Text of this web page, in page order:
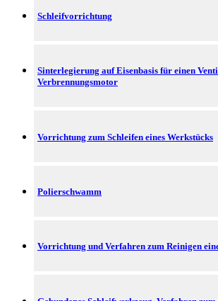
Schleifvorrichtung
Sinterlegierung auf Eisenbasis für einen
Verbrennungsmotor
Vorrichtung zum Schleifen eines Werkstücks
Polierschwamm
Vorrichtung und Verfahren zum Reinigen